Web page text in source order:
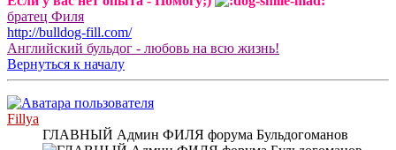
братец Филя
http://bulldog-fill.com/
Английский бульдог - любовь на всю жизнь!
Вернуться к началу
Fillya
ГЛАВНЫЙ Админ ФИЛЯ форума Бульдогоманов